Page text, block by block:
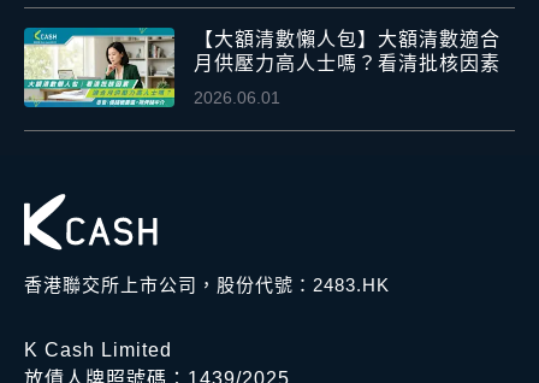
【大額清數懶人包】大額清數適合
月供壓力高人士嗎？看清批核因素
2026.06.01
香港聯交所上市公司，股份代號：2483.HK
K Cash Limited
放債人牌照號碼：1439/2025